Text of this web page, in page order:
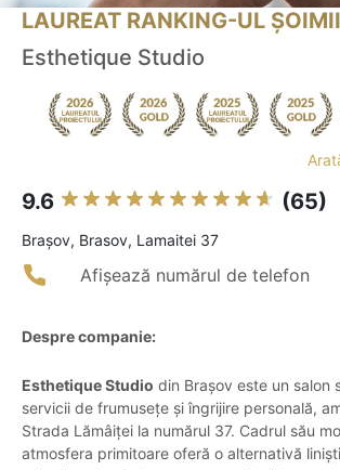
LAUREAT RANKING-UL ȘOIMII
Esthetique Studio
9.6 (65)
Braşov, Brasov, Lamaitei 37
Afișează numărul de telefon
Despre companie:
Esthetique Studio din Brașov este un salon
servicii de frumusețe și îngrijire personală,
Strada Lămâiței la numărul 37. Cadrul său
atmosfera primitoare oferă o alternativă